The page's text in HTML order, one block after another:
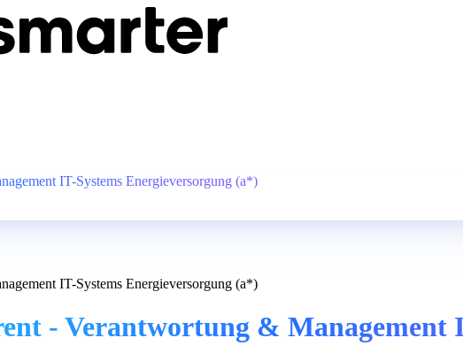
IT-Systems Energieversorgung (a*)
IT-Systems Energieversorgung (a*)
- Verantwortung & Management